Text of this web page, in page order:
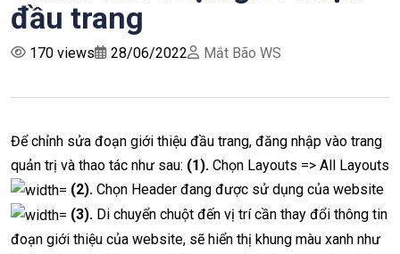
đầu trang
170 views 28/06/2022 Mắt Bão WS
Để chỉnh sửa đoạn giới thiệu đầu trang, đăng nhập vào trang
quản trị và thao tác như sau: (1). Chọn Layouts => All Layouts
(2). Chọn Header đang được sử dụng của website
(3). Di chuyển chuột đến vị trí cần thay đổi thông tin
đoạn giới thiệu của website, sẽ hiển thị khung màu xanh như